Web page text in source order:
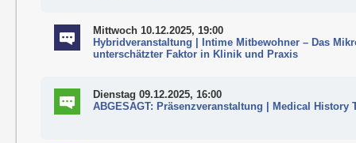
Mittwoch 10.12.2025, 19:00
Hybridveranstaltung | Intime Mitbewohner – Das
unterschätzter Faktor in Klinik und Praxis
Dienstag 09.12.2025, 16:00
ABGESAGT: Präsenzveranstaltung | Medical History